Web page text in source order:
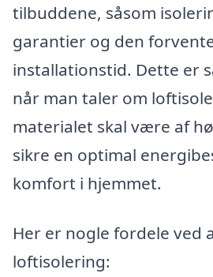
tilbuddene, såsom
garantier og den
installationstid. Dette er
når man taler om
materialet skal være af
sikre en optimal
komfort i hjemmet.
Her er nogle fordele ved
loftisolering: